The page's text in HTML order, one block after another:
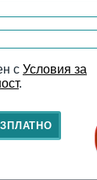
с Условия за
.